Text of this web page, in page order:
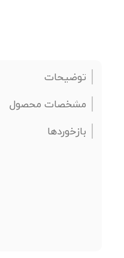
توضیحات
مشخصات محصول
بازخوردها